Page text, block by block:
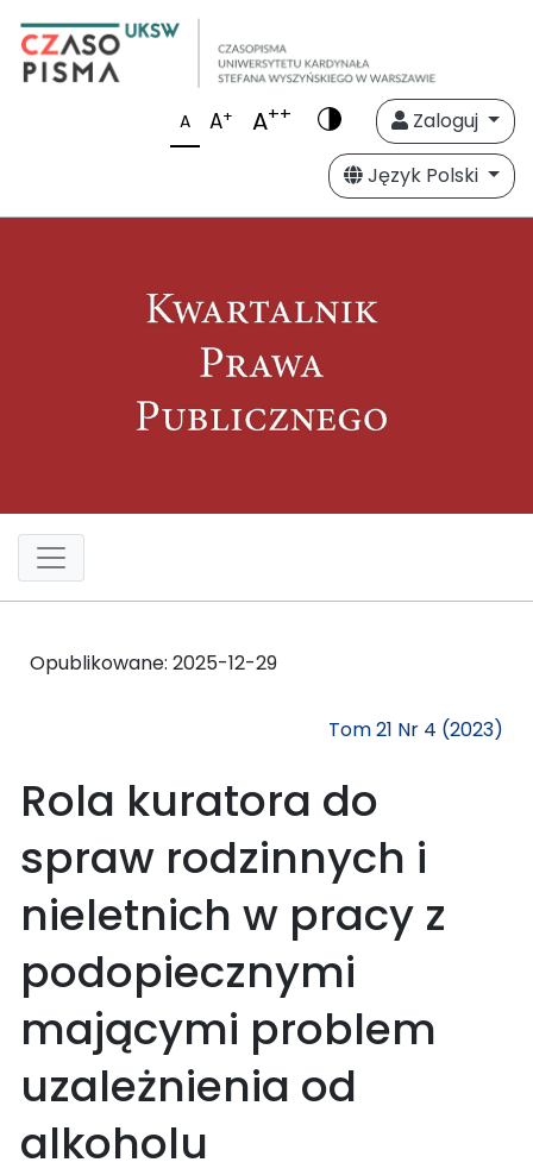
A A+ A++
Zaloguj
Język Polski
Opublikowane: 2025-12-29
Tom 21 Nr 4 (2023)
Rola kuratora do
spraw rodzinnych i
nieletnich w pracy z
podopiecznymi
mającymi problem
uzależnienia od
alkoholu